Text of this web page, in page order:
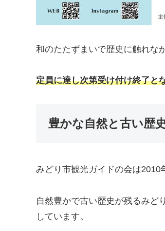
和のたたずまいで歴史に触れな
定員に達し次第受け付け終了と
豊かな自然と古い歴
みどり市観光ガイドの会は2010
自然豊かで古い歴史が残るみど
しています。